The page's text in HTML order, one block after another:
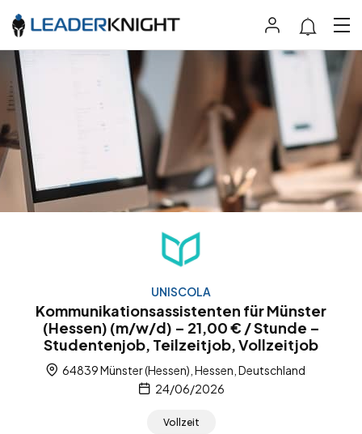
UNISCOLA
Kommunikationsassistenten für Münster
(Hessen) (m/w/d) – 21,00 € / Stunde –
Studentenjob, Teilzeitjob, Vollzeitjob
64839 Münster (Hessen), Hessen, Deutschland
24/06/2026
Vollzeit